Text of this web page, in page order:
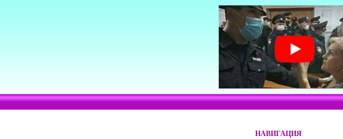
НАВИГАЦИЯ